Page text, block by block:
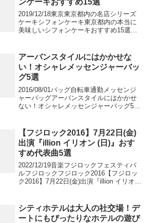
ンケーキおすすめ15選
2019/12/18東京東京都内の名店シリーズ
ケーキシフォンケーキ東京都内の本当に
美味しいシフォンケーキおすすめ15選カ
く、デパ地下で購入できたりもしますよ
ね。お土産にも...
アーバンスタイルにはかかせな
い！オシャレメッセンジャーバッ
グ5選
2016/08/01バッグ自転車通勤メッセンジ
ャーバッグアーバンスタイルにはかかせ
ない！オシャレメッセンジャーバッグ5選
リッシュさが男性に人気です。そんな今
回はオシャレ...
【フジロック2016】7月22日(金)
出演『illion イリオン (日)』おす
すめ代表曲5選
2022/12/19音楽フジロックフェスティバ
ルフジロックフジロック2016【フジロッ
ク2016】7月22日(金)出演『illion イリオン
(20th ...
シティホテルは大人の社交場！デ
ートにもぴったりなホテルの遊び